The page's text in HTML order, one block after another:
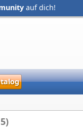
auf dich!